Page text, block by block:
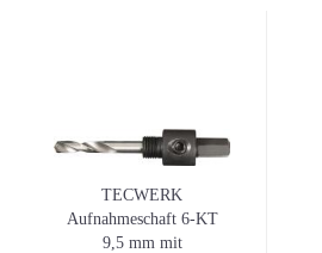
TECWERK
Aufnahmeschaft 6-KT
9,5 mm mit